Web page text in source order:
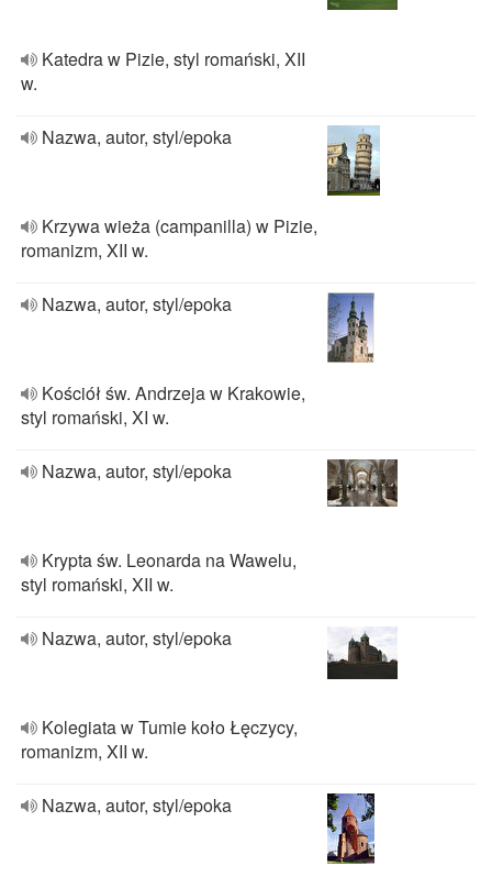
Katedra w Pizie, styl romański, XII
w.
Nazwa, autor, styl/epoka
Krzywa wieża (campanilla) w Pizie,
romanizm, XII w.
Nazwa, autor, styl/epoka
Kościół św. Andrzeja w Krakowie,
styl romański, XI w.
Nazwa, autor, styl/epoka
Krypta św. Leonarda na Wawelu,
styl romański, XII w.
Nazwa, autor, styl/epoka
Kolegiata w Tumie koło Łęczycy,
romanizm, XII w.
Nazwa, autor, styl/epoka